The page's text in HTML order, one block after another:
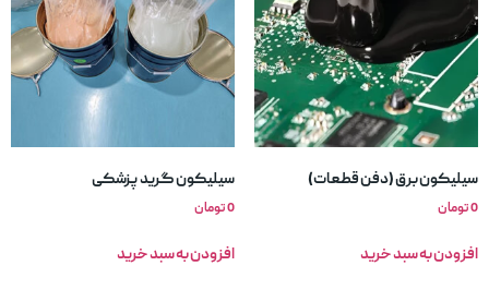
سیلیکون برق (دفن قطعات)
0تومان
افزودن به سبد خرید
سیلیکون گرید پزشکی
0تومان
افزودن به سبد خرید